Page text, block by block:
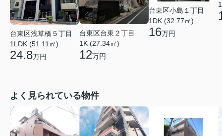
台東区浅草橋５丁目
1LDK (51.11㎡)
24.8万円
台東区台東２丁目
1K (27.34㎡)
12万円
台東区小島１丁目
1DK (32.77㎡)
16万円
よく見られている物件